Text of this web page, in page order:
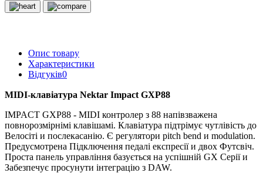
Опис товару
Характеристики
Відгуків0
MIDI-клавіатура Nektar Impact GXP88
IMPACT GXP88 - MIDI контролер з 88 напівзважена
повнорозмірнімі клавішамі. Клавіатура підтрімує чутлівість до
Велосіті и послекасанію. Є регулятори pitch bend и modulation.
Предусмотрена Підключення педалі експресії и двох Футсвіч.
Проста панель управління базується на успішній GX Серії и
Забезпечує просунути інтеграцію з DAW.